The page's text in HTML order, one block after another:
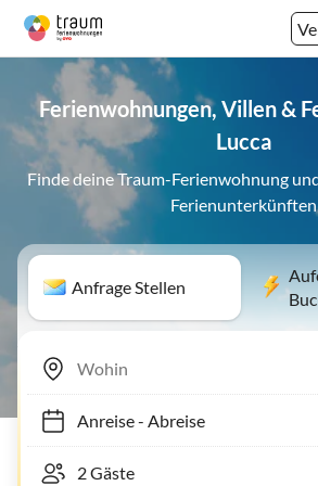
Ferienwohnungen, Villen &
Lucca
Finde deine Traum-Ferienwohnung
Ferienunterkünften
Anfrage Stellen
Anreise- Abreise